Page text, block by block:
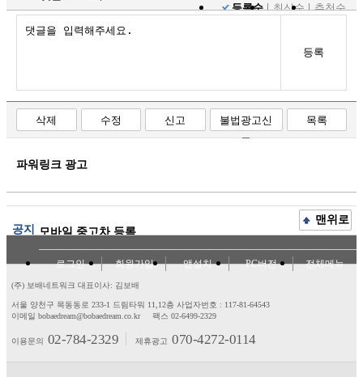
등록순
최신순 추천순
등록
삭제 수정 신고
불법광고신
고
목록
파워링크 광고
공지 모바일 중고차 등록
맨위로
로그인 회원가입 앱설치 PC버전 전체메뉴
(주) 보배네트워크 대표이사: 김보배
서울 양천구 목동동로 233-1 드림타워 11,12층 사업자번호 : 117-81-64543
이메일 bobaedream@bobaedream.co.kr
팩스 02-6499-2329
이용문의 02-784-2329 제휴광고 070-4272-0114